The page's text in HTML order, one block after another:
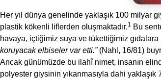
Her yıl dünya genelinde yaklaşık 100 milyar
plastik kökenli liflerden oluşmaktadır.1
Bu
havaya, içtiğimiz suya ve tükettiğimiz gıdalara
koruyacak elbiseler var etti.”(Nahl, 16/81)
Ancak günümüzde bu ilahî nimet, insanın
polyester giysinin yıkanmasıyla dahi